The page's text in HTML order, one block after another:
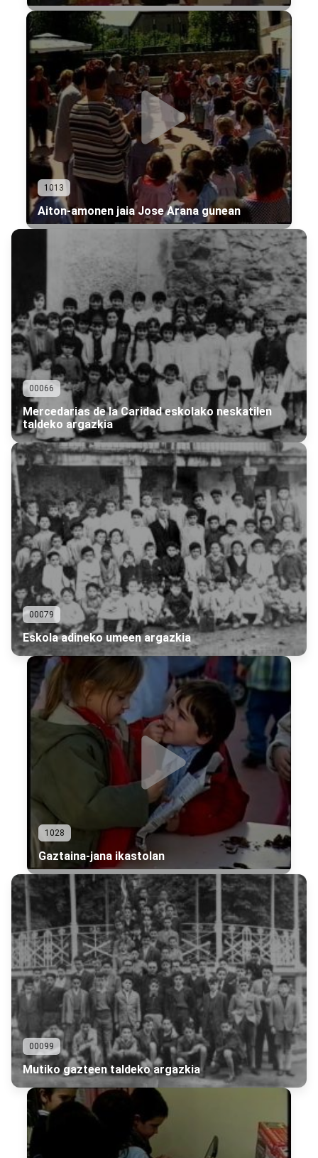
1013
Aiton-amonen jaia Jose Arana gunean
00066
Mercedarias de la Caridad eskolako neskatilen
taldeko argazkia
00079
Eskola adineko umeen argazkia
1028
Gaztaina-jana ikastolan
00099
Mutiko gazteen taldeko argazkia